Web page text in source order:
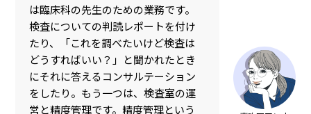
は臨床科の先生のための業務です。
検査についての判読レポートを付け
たり、「これを調べたいけど検査は
どうすればいい？」と聞かれたとき
にそれに答えるコンサルテーション
をしたり。もう一つは、検査室の運
営と精度管理です。精度管理という